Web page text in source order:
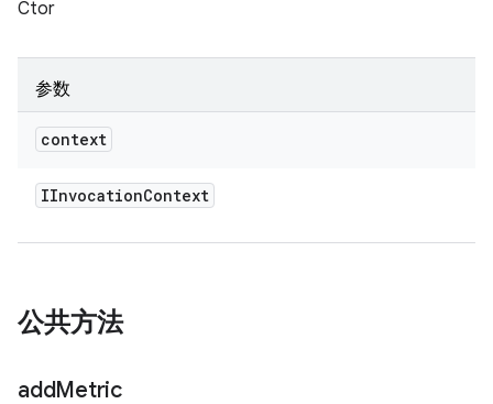
Ctor
参数
context
IInvocationContext
公共方法
addMetric